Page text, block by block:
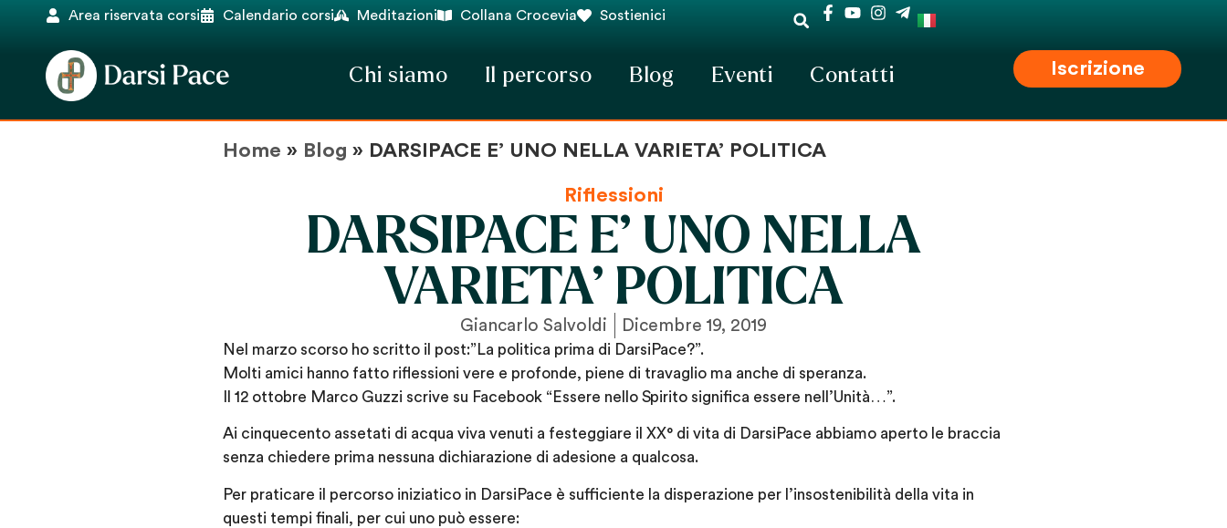
Area riservata corsi Calendario corsi Meditazioni Collana Crocevia Sostienici
Chi siamo Il percorso Blog Eventi Contatti Iscrizione
Home » Blog » DARSIPACE E’ UNO NELLA VARIETA’ POLITICA
Riflessioni
DARSIPACE E’ UNO NELLA
VARIETA’ POLITICA
Giancarlo Salvoldi Dicembre 19, 2019
Nel marzo scorso ho scritto il post:”La politica prima di DarsiPace?”.
Molti amici hanno fatto riflessioni vere e profonde, piene di travaglio ma anche di speranza.
Il 12 ottobre Marco Guzzi scrive su Facebook “Essere nello Spirito significa essere nell’Unità…”.
Ai cinquecento assetati di acqua viva venuti a festeggiare il XX° di vita di DarsiPace abbiamo aperto le braccia
senza chiedere prima nessuna dichiarazione di adesione a qualcosa.
Per praticare il percorso iniziatico in DarsiPace è sufficiente la disperazione per l’insostenibilità della vita in
questi tempi finali, per cui uno può essere: